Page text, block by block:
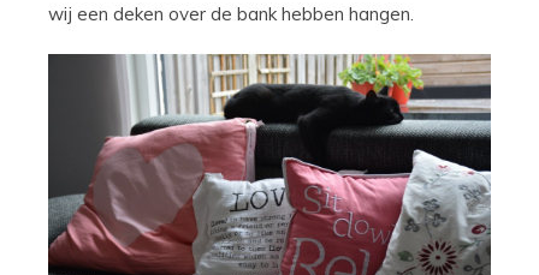
wij een deken over de bank hebben hangen.